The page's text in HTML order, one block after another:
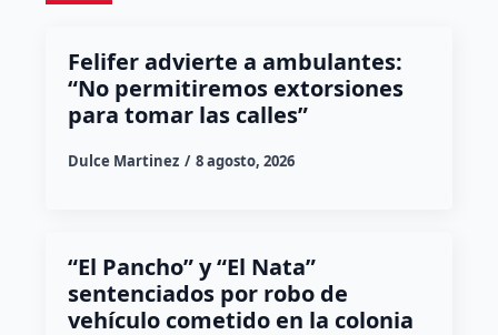
Felifer advierte a ambulantes:
“No permitiremos extorsiones
para tomar las calles”
Dulce Martinez 8 agosto, 2026
“El Pancho” y “El Nata”
sentenciados por robo de
vehículo cometido en la colonia